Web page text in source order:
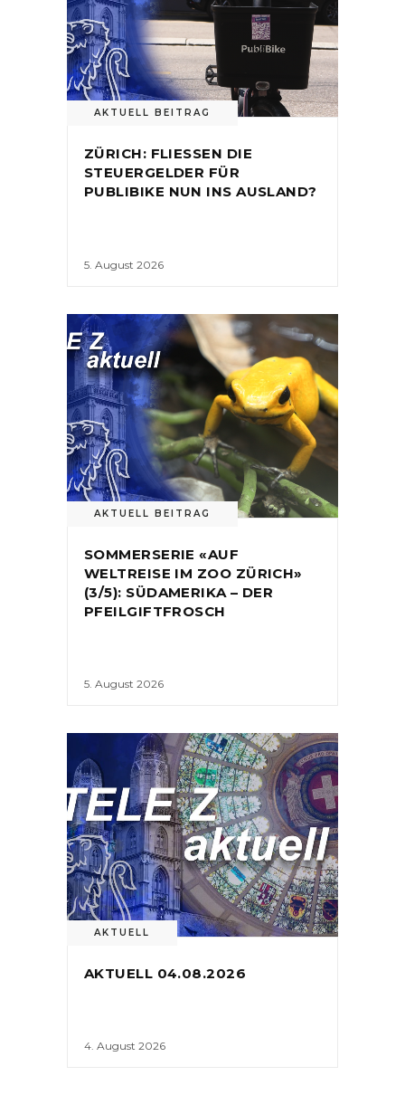
AKTUELL BEITRAG
ZÜRICH: FLIESSEN DIE
STEUERGELDER FÜR
PUBLIBIKE NUN INS AUSLAND?
5. August 2026
AKTUELL BEITRAG
SOMMERSERIE «AUF
WELTREISE IM ZOO ZÜRICH»
(3/5): SÜDAMERIKA – DER
PFEILGIFTFROSCH
5. August 2026
AKTUELL
AKTUELL 04.08.2026
4. August 2026